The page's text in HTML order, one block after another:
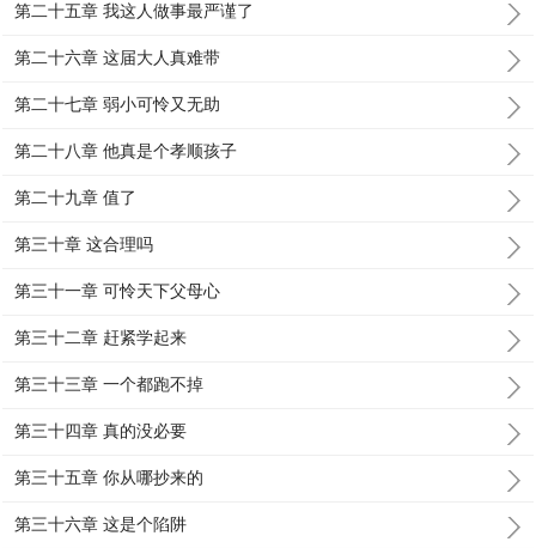
第二十五章 我这人做事最严谨了
第二十六章 这届大人真难带
第二十七章 弱小可怜又无助
第二十八章 他真是个孝顺孩子
第二十九章 值了
第三十章 这合理吗
第三十一章 可怜天下父母心
第三十二章 赶紧学起来
第三十三章 一个都跑不掉
第三十四章 真的没必要
第三十五章 你从哪抄来的
第三十六章 这是个陷阱